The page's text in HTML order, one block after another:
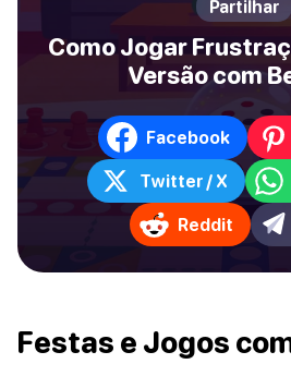
Partilhar
Como Jogar
Versão com
Facebook
Twitter / X
Reddit
Festas e Jogos